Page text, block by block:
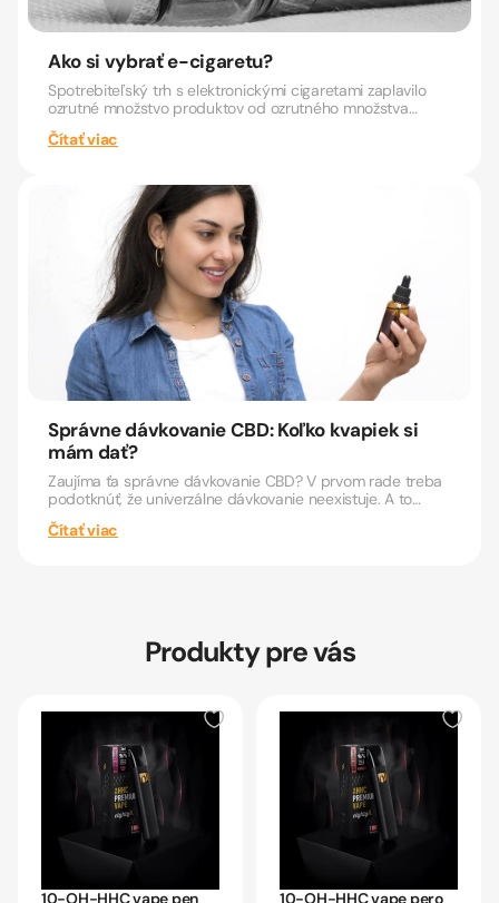
Ako si vybrať e-cigaretu?
Spotrebiteľský trh s elektronickými cigaretami zaplavilo
ozrutné množstvo produktov od ozrutného množstva
výrobcov....
Čítať viac
Správne dávkovanie CBD: Koľko kvapiek si
mám dať?
Zaujíma ťa správne dávkovanie CBD? V prvom rade treba
podotknúť, že univerzálne dávkovanie neexistuje. A to
preto,...
Čítať viac
Produkty pre vás
10-OH-HHC vape pen 10-OH-HHC vape pero